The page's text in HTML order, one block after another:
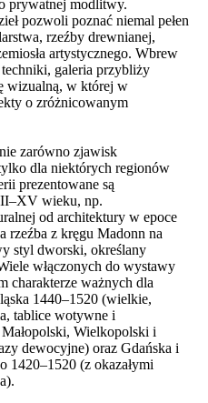
prywatnej modlitwy.
pozwoli poznać niemal pełen
rzeźby drewnianej,
artystycznego. Wbrew
galeria przybliży
wizualną, w której w
o zróżnicowanym
zarówno zjawisk
dla niektórych regionów
prezentowane są
wieku, np.
od architektury w epoce
rzeźba z kręgu Madonn na
styl dworski, określany
włączonych do wystawy
charakterze ważnych dla
1440–1520 (wielkie,
tablice wotywne i
Wielkopolski i
dewocyjne) oraz Gdańska i
1420–1520 (z okazałymi